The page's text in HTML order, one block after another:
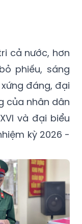
cả nước, hơn
phiếu, sáng
đáng, đại
của nhân dân
và đại biểu
kỳ 2026 -